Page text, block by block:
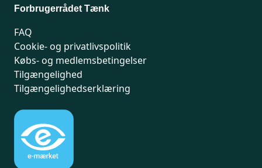
Forbrugerrådet Tænk
FAQ
Cookie- og privatlivspolitik
Købs- og medlemsbetingelser
Tilgængelighed
Tilgængelighedserklæring